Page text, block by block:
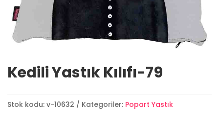
Kedili Yastık Kılıfı-79
Stok kodu: v-10632 Kategoriler: Popart Yastık